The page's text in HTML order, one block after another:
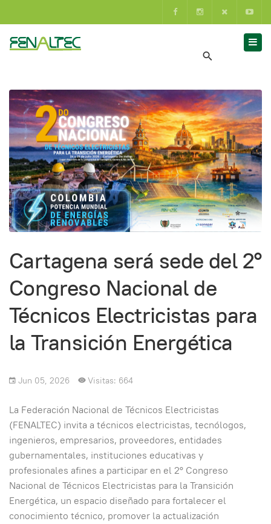
Cartagena será sede del 2°
Congreso Nacional de
Técnicos Electricistas para
la Transición Energética
Jun 05, 2026 Visitas: 664
La Federación Nacional de Técnicos Electricistas
(FENALTEC) invita a técnicos electricistas, tecnólogos,
ingenieros, empresarios, proveedores, entidades
gubernamentales, instituciones educativas y
profesionales afines a participar en el 2° Congreso
Nacional de Técnicos Electricistas para la Transición
Energética, un espacio diseñado para fortalecer el
conocimiento técnico, promover la actualización